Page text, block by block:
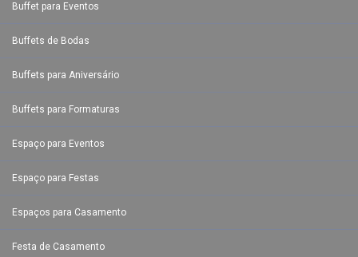
Buffet para Eventos
Buffets de Bodas
Buffets para Aniversário
Buffets para Formaturas
Espaço para Eventos
Espaço para Festas
Espaços para Casamento
Festa de Casamento